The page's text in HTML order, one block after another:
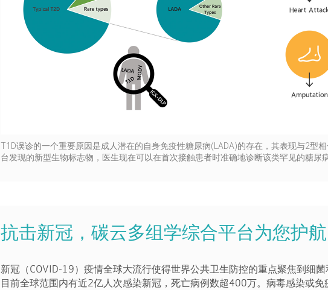
T1D误诊的一个重要原因是成人潜在的自身免疫性糖尿病(LADA)的存在，其表现与2型
台发现的新型生物标志物，医生现在可以在首次接触患者时准确地诊断该类罕见的糖尿病
抗击新冠，碳云多组学综合平台为您护航
新冠（COVID-19）疫情全球大流行使得世界公共卫生防控的重点聚焦到细菌
目前全球范围内有近2亿人次感染新冠，死亡病例数超400万。病毒感染或免